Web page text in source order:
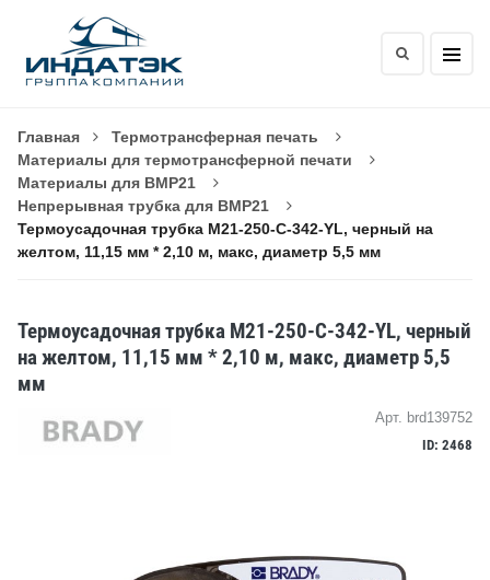
Главная
Термотрансферная печать
Материалы для термотрансферной печати
Материалы для BMP21
Непрерывная трубка для BMP21
Термоусадочная трубка M21-250-C-342-YL, черный на
желтом, 11,15 мм * 2,10 м, макс, диаметр 5,5 мм
Термоусадочная трубка M21-250-C-342-YL, черный
на желтом, 11,15 мм * 2,10 м, макс, диаметр 5,5
мм
Арт. brd139752
ID: 2468